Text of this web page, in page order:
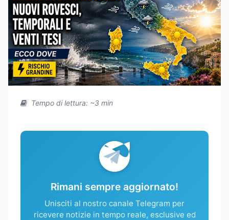
Tempo di lettura: ~3 min
Rimani sempre aggiornato!
Unisciti al nostro canale Telegram per
ricevere notizie in tempo reale, esclusive ed